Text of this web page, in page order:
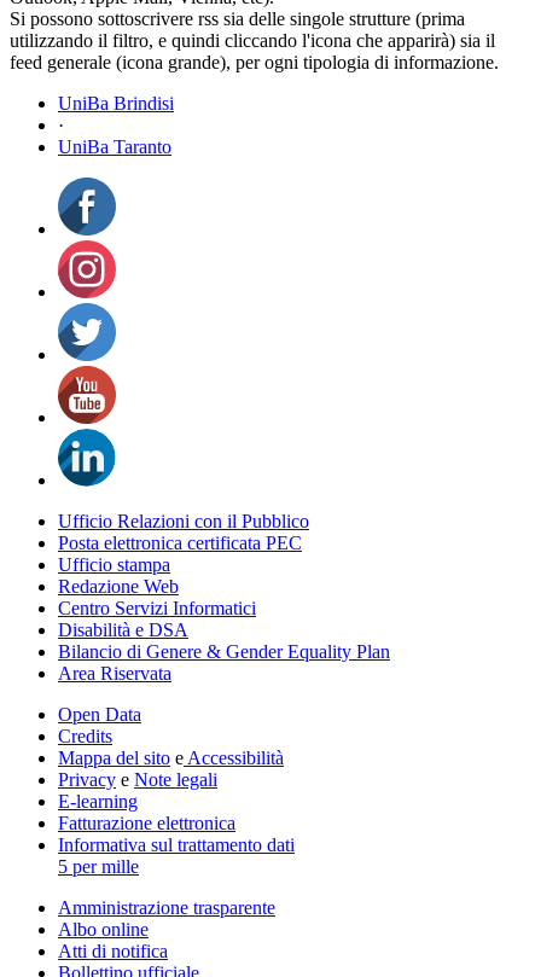
Si possono sottoscrivere rss sia delle singole strutture (prima
utilizzando il filtro, e quindi cliccando l'icona che apparirà) sia il
feed generale (icona grande), per ogni tipologia di informazione.
UniBa Brindisi
·
UniBa Taranto
Ufficio Relazioni con il Pubblico
Posta elettronica certificata PEC
Ufficio stampa
Redazione Web
Centro Servizi Informatici
Disabilità e DSA
Bilancio di Genere & Gender Equality Plan
Area Riservata
Open Data
Credits
Mappa del sito e Accessibilità
Privacy e Note legali
E-learning
Fatturazione elettronica
Informativa sul trattamento dati
5 per mille
Amministrazione trasparente
Albo online
Atti di notifica
Bollettino ufficiale